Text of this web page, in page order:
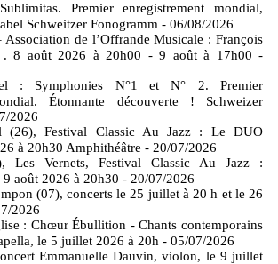
Premier enregistrement mondial,
Schweitzer Fonogramm - 06/08/2026
de l’Offrande Musicale : François
. 8 août 2026 à 20h00 - 9 août à 17h00 -
: Symphonies N°1 et N° 2. Premier
Étonnante découverte ! Schweizer
2026
(26), Festival Classic Au Jazz : Le DUO
à 20h30 Amphithéâtre - 20/07/2026
Les Vernets, Festival Classic Au Jazz :
9 août 2026 à 20h30 - 20/07/2026
(07), concerts le 25 juillet à 20 h et le 26
2026
: Chœur Ébullition - Chants contemporains
le 5 juillet 2026 à 20h - 05/07/2026
Emmanuelle Dauvin, violon, le 9 juillet